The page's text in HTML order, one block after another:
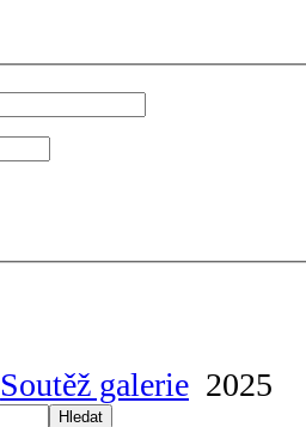
Soutěž galerie 2025
Hledat